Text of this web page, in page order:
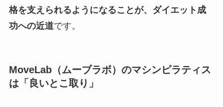
格を支えられるようになることが、ダイエット成
功への近道です。
MoveLab（ムーブラボ）のマシンピラティス
は「良いとこ取り」